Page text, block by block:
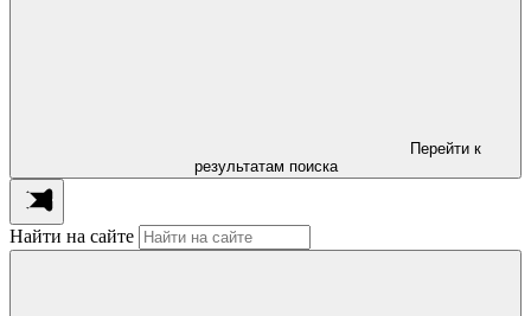
Перейти к
результатам поиска
Найти на сайте